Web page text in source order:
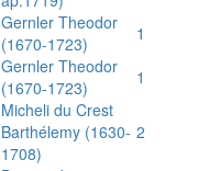
Gernler Theodor
(1670-1723)
1
Gernler Theodor
(1670-1723)
1
Micheli du Crest
Barthélemy (1630-
1708)
2